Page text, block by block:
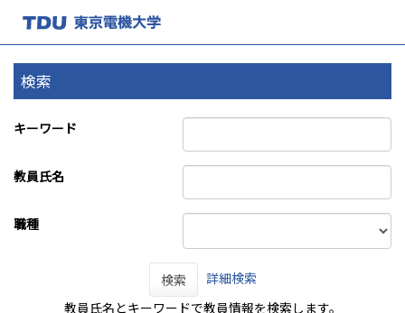
検索
キーワード
教員氏名
職種
検索
詳細検索
教員氏名とキーワードで教員情報を検索します。